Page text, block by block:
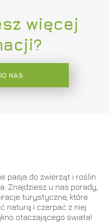
więcej
NAS
pasja do zwierząt i roślin
Znajdziesz u nas porady,
turystyczne, które
naturę i czerpać z niej
otaczającego świata!